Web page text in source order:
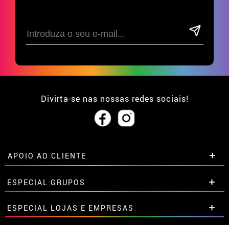
Divirta-se nas nossas redes sociais!
APOIO AO CLIENTE
• Sobre nós
• Condições de venda
• Aviso legal ePrivacidade
• Atendimento ao cliente
ESPECIAL GRUPOS
Descontos especiais para grupos.
Entre em contato connosco aqui
ESPECIAL LOJAS E EMPRESAS